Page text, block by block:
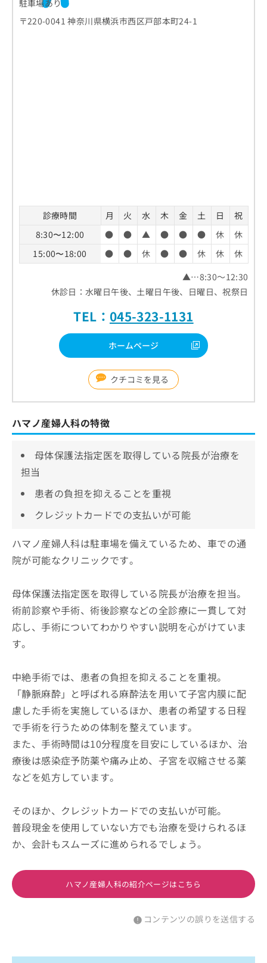
駐車場あり
〒220-0041 神奈川県横浜市西区戸部本町24-1
診療時間 月 火 水 木 金 土 日
祝
8:30〜12:00
● ● ▲ ● ● ● 休
休
15:00〜18:00
● ● 休 ● ● 休 休
休
▲…8:30～12:30
休診日：水曜日午後、土曜日午後、日曜日、祝祭日
TEL： 045-323-1131
ホームページ
クチコミを見る
ハマノ産婦人科の特徴
母体保護法指定医を取得している院長が治療を
担当
患者の負担を抑えることを重視
クレジットカードでの支払いが可能
ハマノ産婦人科は駐車場を備えているため、車での通
院が可能なクリニックです。
母体保護法指定医を取得している院長が治療を担当。
術前診察や手術、術後診察などの全診療に一貫して対
応し、手術についてわかりやすい説明を心がけていま
す。
中絶手術では、患者の負担を抑えることを重視。
「静脈麻酔」と呼ばれる麻酔法を用いて子宮内膜に配
慮した手術を実施しているほか、患者の希望する日程
で手術を行うための体制を整えています。
また、手術時間は10分程度を目安にしているほか、治
療後は感染症予防薬や痛み止め、子宮を収縮させる薬
などを処方しています。
そのほか、クレジットカードでの支払いが可能。
普段現金を使用していない方でも治療を受けられるほ
か、会計もスムーズに進められるでしょう。
ハマノ産婦人科の紹介ページはこちら
コンテンツの誤りを送信する